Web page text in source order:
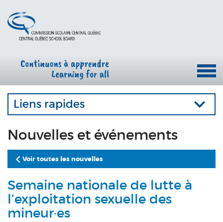
Liens rapides
Nouvelles et événements
Voir toutes les nouvelles
Semaine nationale de lutte à
l’exploitation sexuelle des
mineur·es